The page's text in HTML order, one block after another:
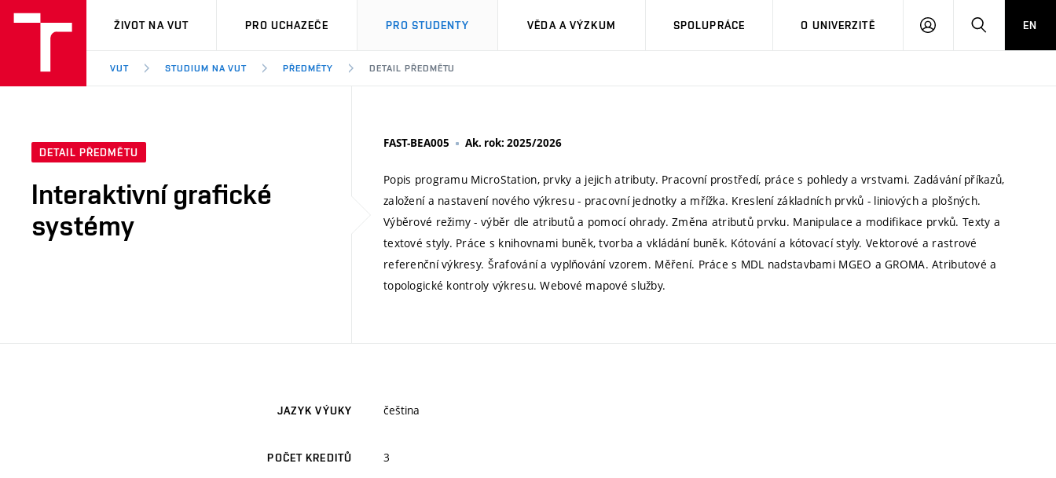
VUT
ŽIVOT NA VUT PRO UCHAZEČE PRO STUDENTY VĚDA A VÝZKUM SPOLUPRÁCE O UNIVERZITĚ
PŘIHLÁSIT HLEDATEN
VUT STUDIUM NA VUT PŘEDMĚTY DETAIL PŘEDMĚTU
DETAIL PŘEDMĚTU
Interaktivní grafické
systémy
FAST-BEA005 Ak. rok: 2025/2026
Popis programu MicroStation, prvky a jejich atributy. Pracovní prostředí, práce s pohledy a vrstvami. Zadávání příkazů,
založení a nastavení nového výkresu - pracovní jednotky a mřížka. Kreslení základních prvků - liniových a plošných.
Výběrové režimy - výběr dle atributů a pomocí ohrady. Změna atributů prvku. Manipulace a modifikace prvků. Texty a
textové styly. Práce s knihovnami buněk, tvorba a vkládání buněk. Kótování a kótovací styly. Vektorové a rastrové
referenční výkresy. Šrafování a vyplňování vzorem. Měření. Práce s MDL nadstavbami MGEO a GROMA. Atributové a
topologické kontroly výkresu. Webové mapové služby.
JAZYK VÝUKY čeština
POČET KREDITŮ 3